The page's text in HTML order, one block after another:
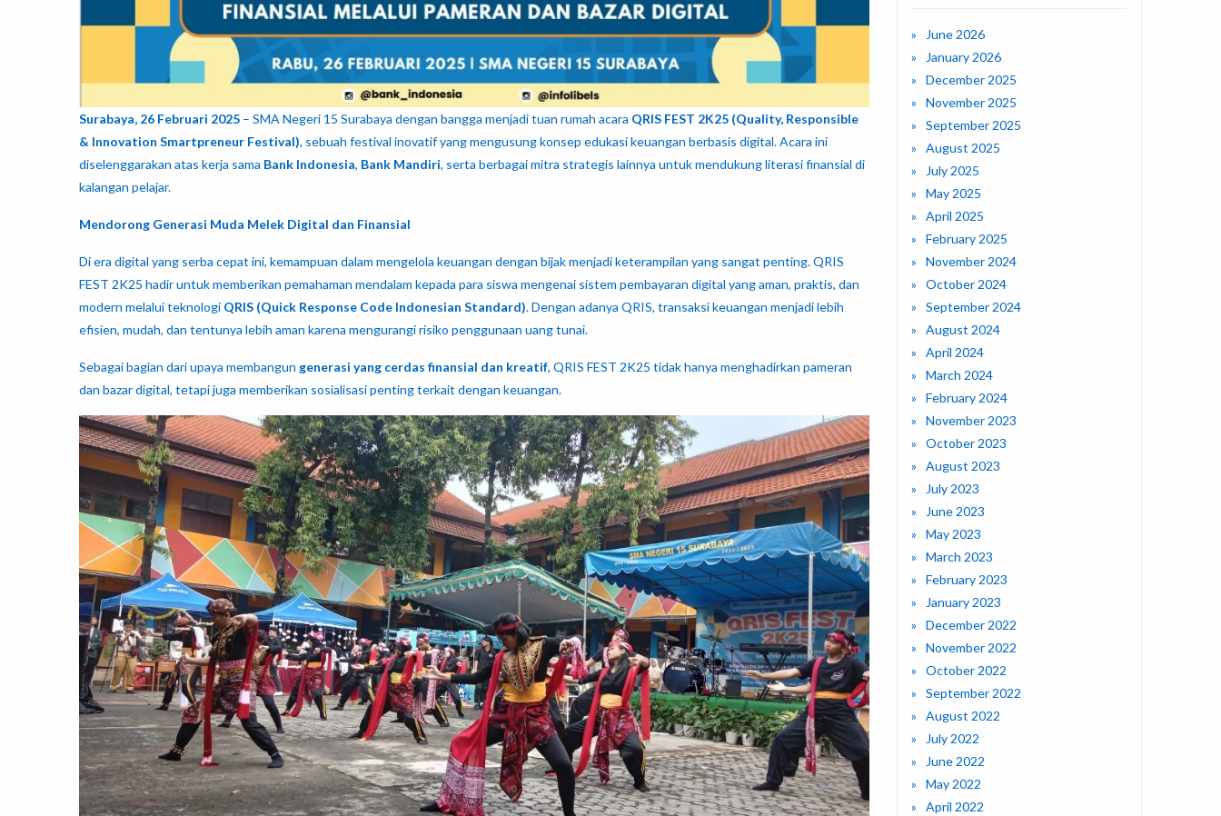
Surabaya, 26 Februari 2025 – SMA Negeri 15 Surabaya dengan bangga menjadi tuan rumah acara QRIS FEST 2K25 (Quality, Responsible
& Innovation Smartpreneur Festival), sebuah festival inovatif yang mengusung konsep edukasi keuangan berbasis digital. Acara ini
diselenggarakan atas kerja sama Bank Indonesia, Bank Mandiri, serta berbagai mitra strategis lainnya untuk mendukung literasi finansial di
kalangan pelajar.
Mendorong Generasi Muda Melek Digital dan Finansial
Di era digital yang serba cepat ini, kemampuan dalam mengelola keuangan dengan bijak menjadi keterampilan yang sangat penting. QRIS
FEST 2K25 hadir untuk memberikan pemahaman mendalam kepada para siswa mengenai sistem pembayaran digital yang aman, praktis, dan
modern melalui teknologi QRIS (Quick Response Code Indonesian Standard). Dengan adanya QRIS, transaksi keuangan menjadi lebih
efisien, mudah, dan tentunya lebih aman karena mengurangi risiko penggunaan uang tunai.
Sebagai bagian dari upaya membangun generasi yang cerdas finansial dan kreatif, QRIS FEST 2K25 tidak hanya menghadirkan pameran
dan bazar digital, tetapi juga memberikan sosialisasi penting terkait dengan keuangan.
June 2026
January 2026
December 2025
November 2025
September 2025
August 2025
July 2025
May 2025
April 2025
February 2025
November 2024
October 2024
September 2024
August 2024
April 2024
March 2024
February 2024
November 2023
October 2023
August 2023
July 2023
June 2023
May 2023
March 2023
February 2023
January 2023
December 2022
November 2022
October 2022
September 2022
August 2022
July 2022
June 2022
May 2022
April 2022